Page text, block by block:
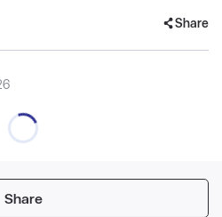
Share
Share